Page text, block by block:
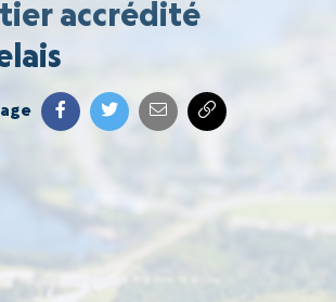
accrédité